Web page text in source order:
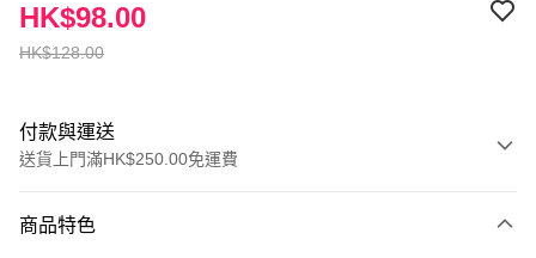
HK$128.00
HK$98.00
付款與運送
送貨上門滿HK$250.00免運費
信用卡
商品特色